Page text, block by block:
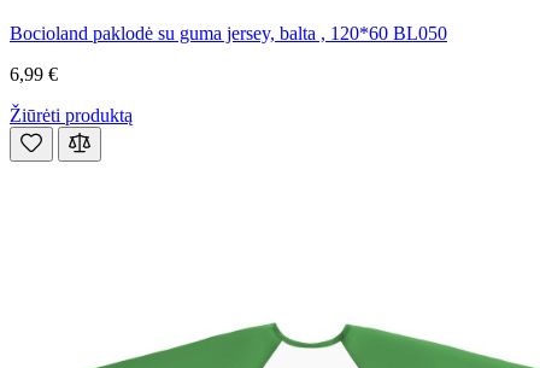
Bocioland paklodė su guma jersey, balta , 120*60 BL050
6,99 €
Žiūrėti produktą